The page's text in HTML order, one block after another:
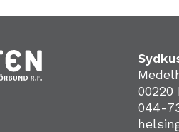
00220
044-